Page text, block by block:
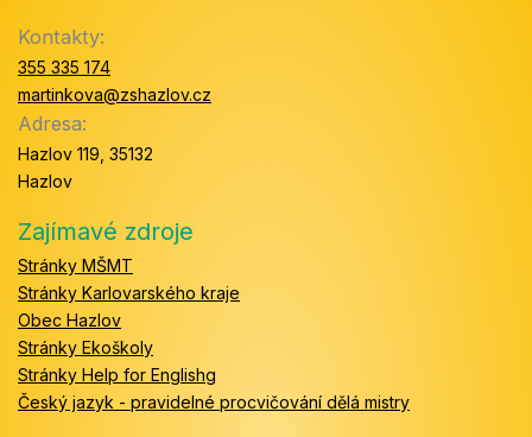
Kontakty:
355 335 174
martinkova@zshazlov.cz
Adresa:
Hazlov 119, 35132
Hazlov
Zajímavé zdroje
Stránky MŠMT
Stránky Karlovarského kraje
Obec Hazlov
Stránky Ekoškoly
Stránky Help for Englishg
Český jazyk - pravidelné procvičování dělá mistry